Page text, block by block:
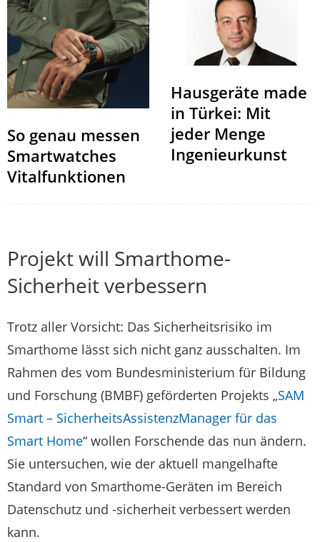
So genau messen
Smartwatches
Vitalfunktionen
Hausgeräte made
in Türkei: Mit
jeder Menge
Ingenieurkunst
Projekt will Smarthome-
Sicherheit verbessern
Trotz aller Vorsicht: Das Sicherheitsrisiko im
Smarthome lässt sich nicht ganz ausschalten. Im
Rahmen des vom Bundesministerium für Bildung
und Forschung (BMBF) geförderten Projekts „SAM
Smart – SicherheitsAssistenzManager für das
Smart Home“ wollen Forschende das nun ändern.
Sie untersuchen, wie der aktuell mangelhafte
Standard von Smarthome-Geräten im Bereich
Datenschutz und -sicherheit verbessert werden
kann.